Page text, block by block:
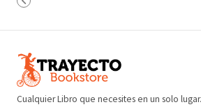
Cualquier Libro que necesites en un solo